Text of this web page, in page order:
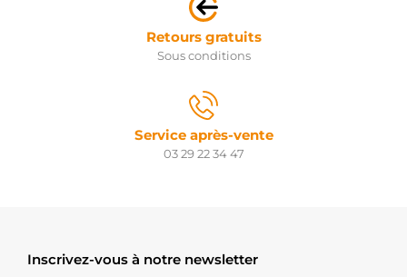
Retours gratuits
Sous conditions
Service après-vente
03 29 22 34 47
Inscrivez-vous à notre newsletter